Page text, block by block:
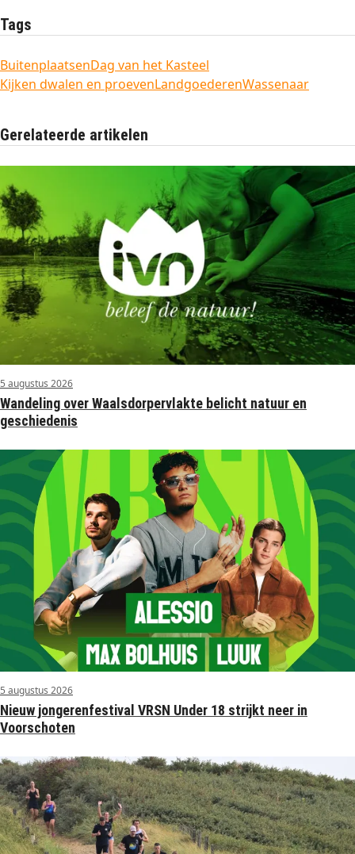
Tags
BuitenplaatsenDag van het Kasteel
Kijken dwalen en proevenLandgoederenWassenaar
Gerelateerde artikelen
5 augustus 2026
Wandeling over Waalsdorpervlakte belicht natuur en
geschiedenis
5 augustus 2026
Nieuw jongerenfestival VRSN Under 18 strijkt neer in
Voorschoten